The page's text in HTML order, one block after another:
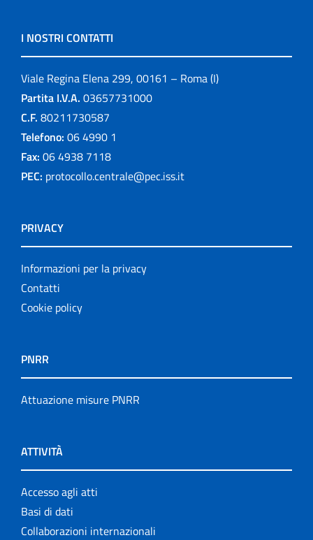
I NOSTRI CONTATTI
Viale Regina Elena 299, 00161 – Roma (I)
Partita I.V.A. 03657731000
C.F. 80211730587
Telefono: 06 4990 1
Fax: 06 4938 7118
PEC: protocollo.centrale@pec.iss.it
PRIVACY
Informazioni per la privacy
Contatti
Cookie policy
PNRR
Attuazione misure PNRR
ATTIVITÀ
Accesso agli atti
Basi di dati
Collaborazioni internazionali